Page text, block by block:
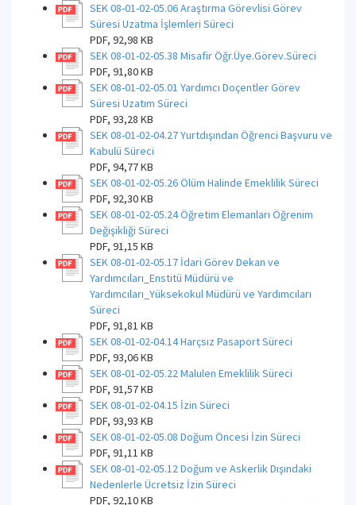
SEK 08-01-02-05.06 Araştırma Görevlisi Görev
Süresi Uzatma İşlemleri Süreci
PDF, 92,98 KB
SEK 08-01-02-05.38 Misafir Öğr.Üye.Görev.Süreci
PDF, 91,80 KB
SEK 08-01-02-05.01 Yardımcı Doçentler Görev
Süresi Uzatım Süreci
PDF, 93,28 KB
SEK 08-01-02-04.27 Yurtdışından Öğrenci Başvuru ve
Kabulü Süreci
PDF, 94,77 KB
SEK 08-01-02-05.26 Ölüm Halinde Emeklilik Süreci
PDF, 92,30 KB
SEK 08-01-02-05.24 Öğretim Elemanları Öğrenim
Değişikliği Süreci
PDF, 91,15 KB
SEK 08-01-02-05.17 İdari Görev Dekan ve
Yardımcıları_Enstitü Müdürü ve
Yardımcıları_Yüksekokul Müdürü ve Yardımcıları
Süreci
PDF, 91,81 KB
SEK 08-01-02-04.14 Harçsız Pasaport Süreci
PDF, 93,06 KB
SEK 08-01-02-05.22 Malulen Emeklilik Süreci
PDF, 91,57 KB
SEK 08-01-02-04.15 İzin Süreci
PDF, 93,93 KB
SEK 08-01-02-05.08 Doğum Öncesi İzin Süreci
PDF, 91,11 KB
SEK 08-01-02-05.12 Doğum ve Askerlik Dışındaki
Nedenlerle Ücretsiz İzin Süreci
PDF, 92,10 KB